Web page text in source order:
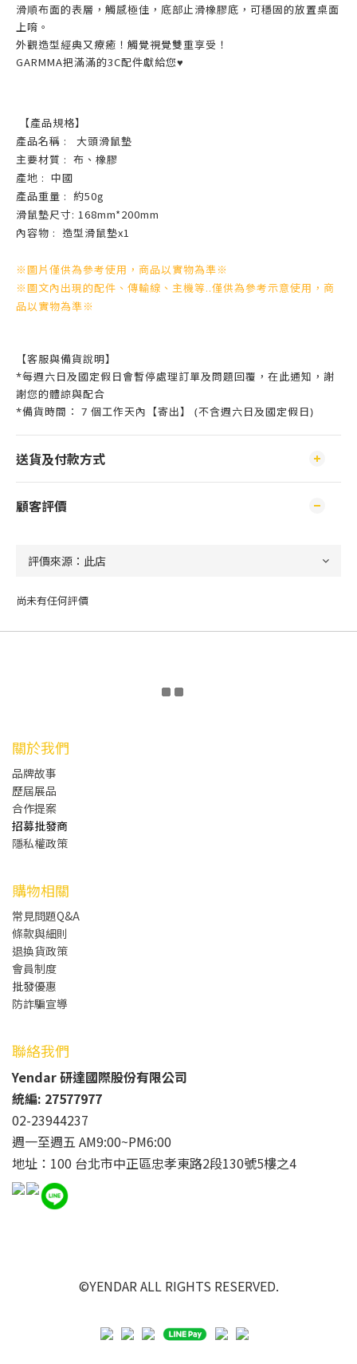
滑順布面的表層，觸感極佳，底部止滑橡膠底，可穩固的放置桌面
上唷。
外觀造型經典又療癒！觸覺視覺雙重享受！
GARMMA把滿滿的3C配件獻給您♥️
【產品規格】
產品名稱 : 大頭滑鼠墊
主要材質 : 布、橡膠
產地 : 中國
產品重量 : 約50g
滑鼠墊尺寸: 168mm*200mm
內容物 : 造型滑鼠墊x1
※圖片僅供為參考使用，商品以實物為準※
※圖文內出現的配件、傳輸線、主機等..僅供為參考示意使用，商
品以實物為準※
【客服與備貨說明】
*每週六日及國定假日會暫停處理訂單及問題回覆，在此通知，謝
謝您的體諒與配合
*備貨時間： 7 個工作天內【寄出】 (不含週六日及國定假日)
送貨及付款方式
顧客評價
尚未有任何評價
關於我們
品牌故事
歷屆展品
合作提案
招募批發商
隱私權政策
購物相關
常見問題Q&A
條款與細則
退換貨政策
會員制度
批發優惠
防詐騙宣導
聯絡我們
Yendar 研達國際股份有限公司
統編: 27577977
02-23944237
週一至週五 AM9:00~PM6:00
地址：100 台北市中正區忠孝東路2段130號5樓之4
©YENDAR ALL RIGHTS RESERVED.